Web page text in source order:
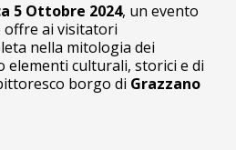
5 Ottobre 2024, un evento
offre ai visitatori
nella mitologia dei
elementi culturali, storici e di
borgo di Grazzano